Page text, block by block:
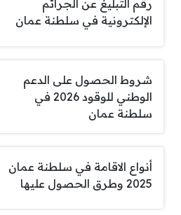
رقم التبليغ عن الجرائم
الإلكترونية في سلطنة عمان
شروط الحصول على الدعم
الوطني للوقود 2026 في
سلطنة عمان
أنواع الاقامة في سلطنة عمان
2025 وطرق الحصول عليها